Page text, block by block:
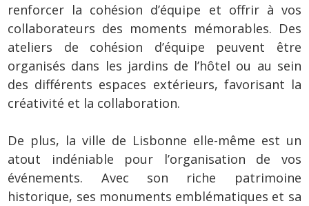
renforcer la cohésion d’équipe et offrir à vos
collaborateurs des moments mémorables. Des
ateliers de cohésion d’équipe peuvent être
organisés dans les jardins de l’hôtel ou au sein
des différents espaces extérieurs, favorisant la
créativité et la collaboration.
De plus, la ville de Lisbonne elle-même est un
atout indéniable pour l’organisation de vos
événements. Avec son riche patrimoine
historique, ses monuments emblématiques et sa